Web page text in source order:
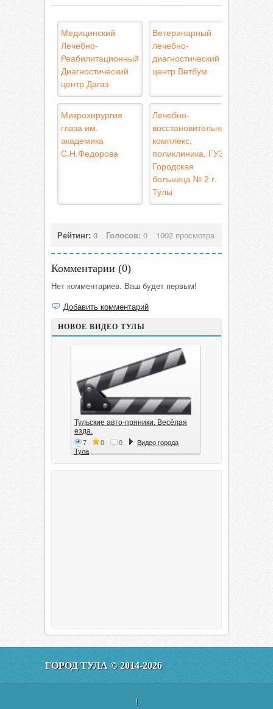
Медицинский
Лечебно-
Реабилитационный
Диагностический
центр Дагаз
Ветеринарный
лечебно-
диагностический
центр Ветбум
Микрохирургия
глаза им.
академика
С.Н.Федорова
Лечебно-
восстановительный
комплекс,
поликлиника, ГУЗ
Городская
больница № 2 г.
Тулы
Рейтинг: 0 Голосов: 0 1002 просмотра
Комментарии (0)
Нет комментариев. Ваш будет первым!
Добавить комментарий
НОВОЕ ВИДЕО ТУЛЫ
Тульские авто-пряники. Весёлая
езда.
7 0 0
Видео города
Тула
00:20:11
Эфир от 11.01.2016 (19.35) Тула
160 0 0
Видео города
ГОРОД ТУЛА © 2014-2026
!